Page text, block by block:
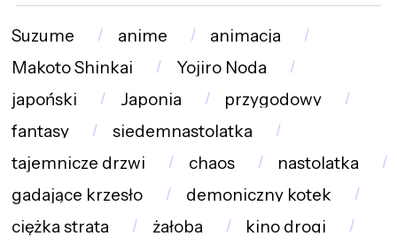
Suzume anime
animacja
Makoto Shinkai
Yojiro Noda
japoński
Japonia
przygodowy
fantasy
siedemnastolatka
tajemnicze drzwi
chaos
nastolatka
gadające krzesło
demoniczny kotek
ciężka strata
żałoba
kino drogi